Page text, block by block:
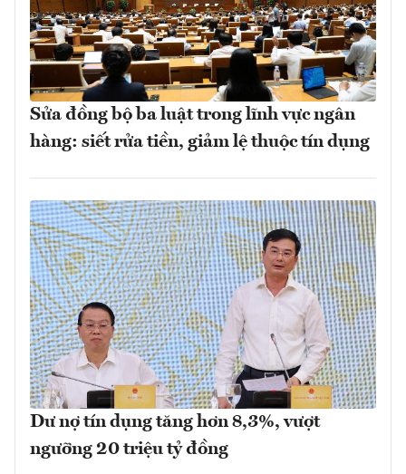
Sửa đồng bộ ba luật trong lĩnh vực ngân
hàng: siết rửa tiền, giảm lệ thuộc tín dụng
Dư nợ tín dụng tăng hơn 8,3%, vượt
ngưỡng 20 triệu tỷ đồng